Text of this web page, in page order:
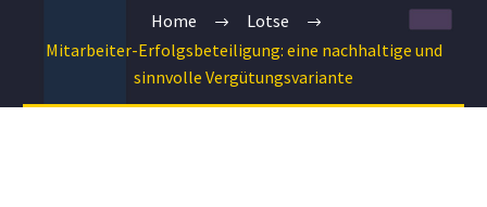
Home
Lotse
Mitarbeiter-Erfolgsbeteiligung: eine nachhaltige und
sinnvolle Vergütungsvariante